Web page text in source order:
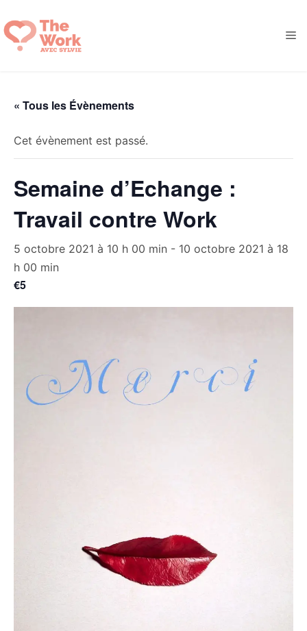
au
contenu
« Tous les Évènements
Cet évènement est passé.
Semaine d’Echange :
Travail contre Work
5 octobre 2021 à 10 h 00 min - 10 octobre 2021 à 18
h 00 min
€5